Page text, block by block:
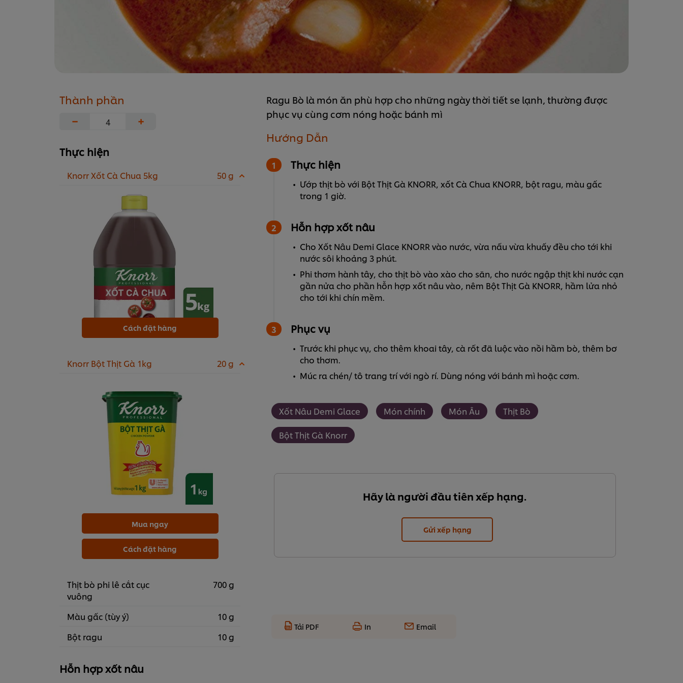
Thành phần
−
+
Thực hiện
Knorr Xốt Cà Chua 5kg 50 g
Cách đặt hàng
Knorr Bột Thịt Gà 1kg 20 g
Mua ngay
Cách đặt hàng
Thịt bò phi lê cắt cục
vuông
700 g
Màu gấc (tùy ý)
10 g
Bột ragu
10 g
Hỗn hợp xốt nâu
Ragu Bò là món ăn phù hợp cho những ngày thời tiết se lạnh, thường được
phục vụ cùng cơm nóng hoặc bánh mì
Hướng Dẫn
Thực hiện
Ướp thịt bò với Bột Thịt Gà KNORR, xốt Cà Chua KNORR, bột ragu, màu gấc
trong 1 giờ.
Hỗn hợp xốt nâu
Cho Xốt Nâu Demi Glace KNORR vào nước, vừa nấu vừa khuấy đều cho tới khi
nước sôi khoảng 3 phút.
Phi thơm hành tây, cho thịt bò vào xào cho săn, cho nước ngập thịt khi nước cạn
gần nửa cho phần hỗn hợp xốt nâu vào, nêm Bột Thịt Gà KNORR, hầm lửa nhỏ
cho tới khi chín mềm.
Phục vụ
Trước khi phục vụ, cho thêm khoai tây, cà rốt đã luộc vào nồi hầm bò, thêm bơ
cho thơm.
Múc ra chén/ tô trang trí với ngò rí. Dùng nóng với bánh mì hoặc cơm.
Xốt Nâu Demi Glace Món chính Món Âu Thịt Bò
Bột Thịt Gà Knorr
Hãy là người đầu tiên xếp hạng.
Gửi xếp hạng
Tải PDF In Email